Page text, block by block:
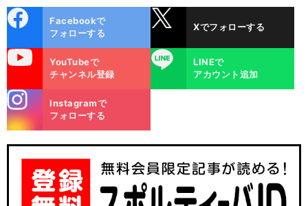
ok
Facebookで
フォローする
Xでフォローする
YouTubeで
チャンネル登録
LINE
LINEで
アカウント追加
m
Instagramで
フォローする